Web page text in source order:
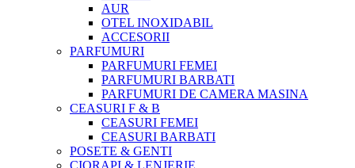
AUR
OTEL INOXIDABIL
ACCESORII
PARFUMURI
PARFUMURI FEMEI
PARFUMURI BARBATI
PARFUMURI DE CAMERA MASINA
CEASURI F & B
CEASURI FEMEI
CEASURI BARBATI
POSETE & GENTI
CIORAPI & LENJERIE